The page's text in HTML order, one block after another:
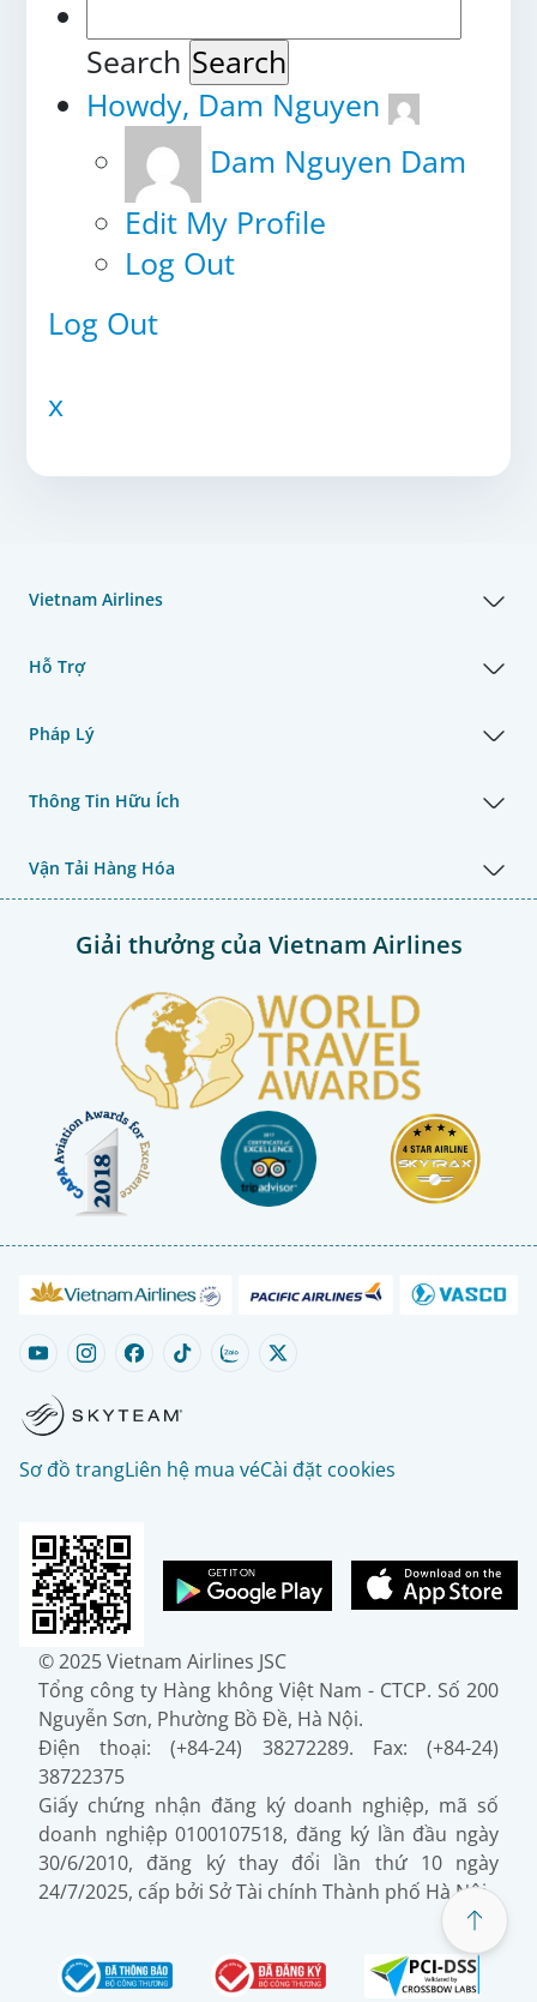
Search
Howdy, Dam Nguyen
Dam Nguyen Dam
Edit My Profile
Log Out
Log Out
x
Vietnam Airlines
Hỗ Trợ
Pháp Lý
Thông Tin Hữu Ích
Vận Tải Hàng Hóa
Giải thưởng của Vietnam Airlines
Sơ đồ trangLiên hệ mua véCài đặt cookies
© 2025 Vietnam Airlines JSC
Tổng công ty Hàng không Việt Nam - CTCP. Số 200
Nguyễn Sơn, Phường Bồ Đề, Hà Nội.
Điện thoại: (+84-24) 38272289. Fax: (+84-24)
38722375
Giấy chứng nhận đăng ký doanh nghiệp, mã số
doanh nghiệp 0100107518, đăng ký lần đầu ngày
30/6/2010, đăng ký thay đổi lần thứ 10 ngày
24/7/2025, cấp bởi Sở Tài chính Thành phố Hà Nội.